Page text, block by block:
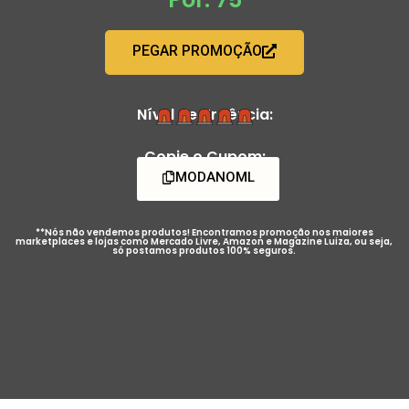
PEGAR PROMOÇÃO
Nível de Urgência:
Copie o Cupom:
MODANOML
**Nós não vendemos produtos! Encontramos promoção nos maiores
marketplaces e lojas como Mercado Livre, Amazon e Magazine Luiza, ou seja,
só postamos produtos 100% seguros.